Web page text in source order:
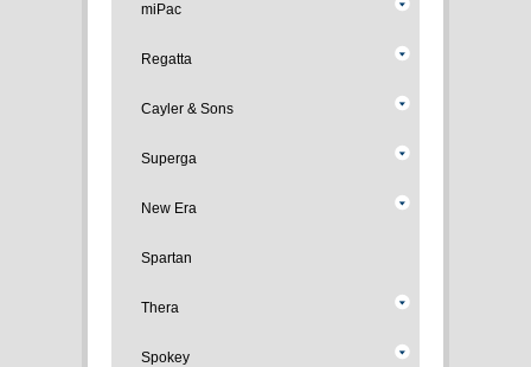
miPac
Regatta
Cayler & Sons
Superga
New Era
Spartan
Thera
Spokey